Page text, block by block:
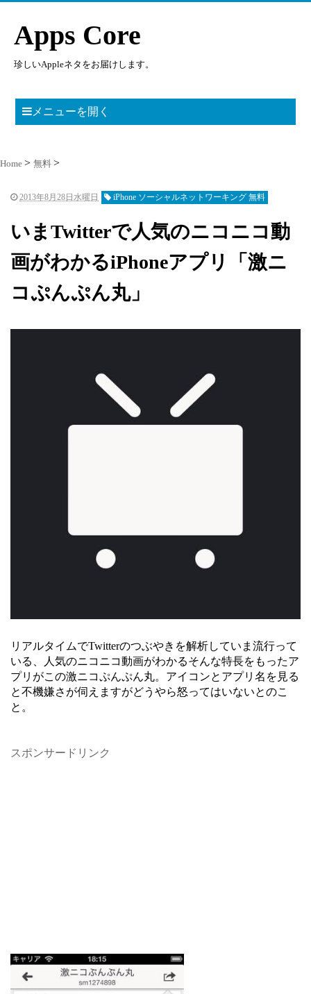
Apps Core
珍しいAppleネタをお届けします。
メニューを開く
Home 無料
2013年8月28日水曜日 iPhone ソーシャルネットワーキング 無料
いまTwitterで人気のニコニコ動
画がわかるiPhoneアプリ「激ニ
コぷんぷん丸」
リアルタイムでTwitterのつぶやきを解析していま流行って
いる、人気のニコニコ動画がわかるそんな特長をもったア
プリがこの激ニコぷんぷん丸。アイコンとアプリ名を見る
と不機嫌さが伺えますがどうやら怒ってはいないとのこ
と。
スポンサードリンク